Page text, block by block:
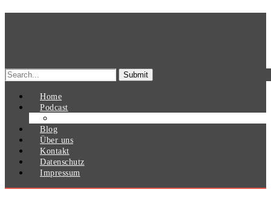
Search
for:
Home
Podcast
Blog
Über uns
Kontakt
Datenschutz
Impressum